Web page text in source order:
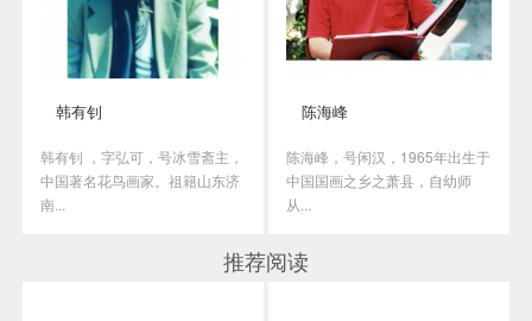
韩有钊
韩有钊 ，字弘可，号冰雪斋主，
中国著名花鸟画家。祖籍山东济
南...
陈海峰
陈海峰，号闲汉，1965年出生于
中国国画之乡之萧县，自幼师
从...
推荐阅读